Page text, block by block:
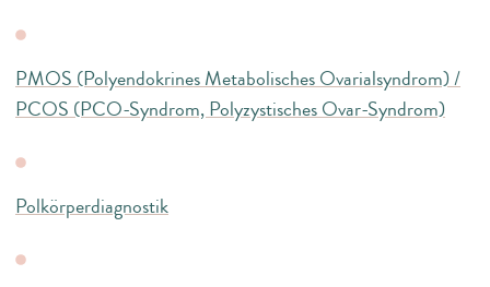
PMOS (Polyendokrines Metabolisches Ovarialsyndrom) /
PCOS (PCO-Syndrom, Polyzystisches Ovar-Syndrom)
Polkörperdiagnostik